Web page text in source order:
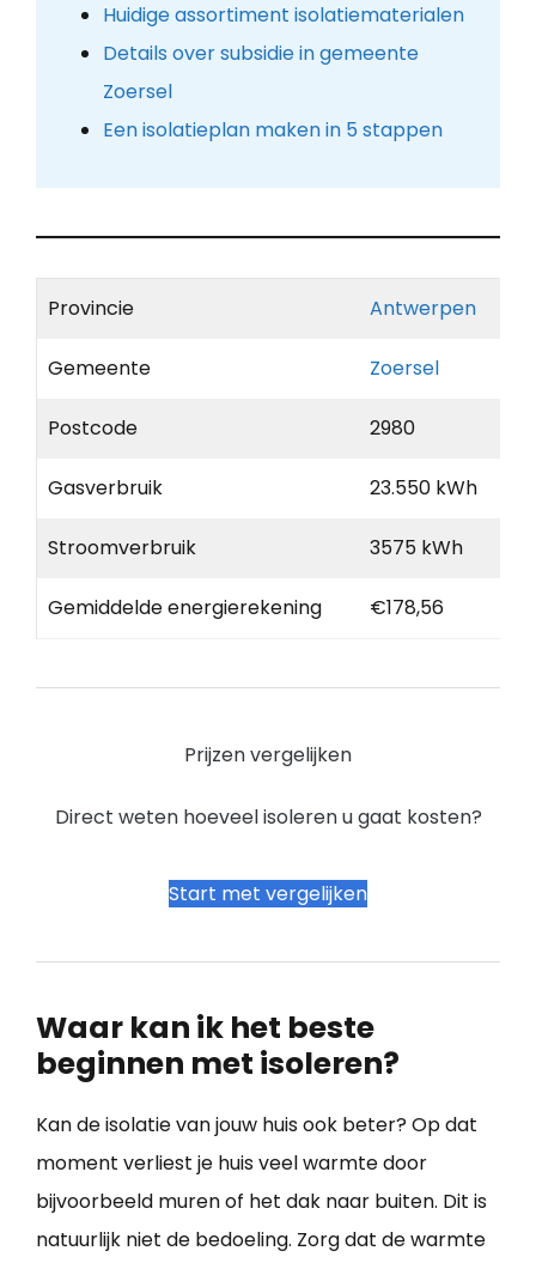
Huidige assortiment isolatiematerialen
Details over subsidie in gemeente
Zoersel
Een isolatieplan maken in 5 stappen
Provincie Antwerpen
Gemeente Zoersel
Postcode 2980
Gasverbruik 23.550 kWh
Stroomverbruik 3575 kWh
Gemiddelde energierekening €178,56
Prijzen vergelijken
Direct weten hoeveel isoleren u gaat kosten?
Start met vergelijken
Waar kan ik het beste
beginnen met isoleren?
Kan de isolatie van jouw huis ook beter? Op dat
moment verliest je huis veel warmte door
bijvoorbeeld muren of het dak naar buiten. Dit is
natuurlijk niet de bedoeling. Zorg dat de warmte